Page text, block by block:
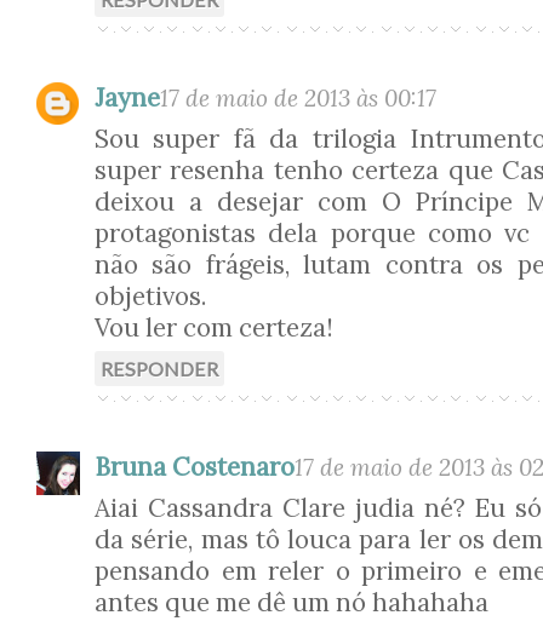
Jayne17 de maio de 2013 às 00:17
Sou super fã da trilogia
super resenha tenho certeza que
deixou a desejar com O Príncipe
protagonistas dela porque como vc
não são frágeis, lutam contra os
objetivos.
Vou ler com certeza!
RESPONDER
Bruna Costenaro17 de maio de 2013 às
Aiai Cassandra Clare judia né? Eu
da série, mas tô louca para ler os
pensando em reler o primeiro e
antes que me dê um nó hahahaha